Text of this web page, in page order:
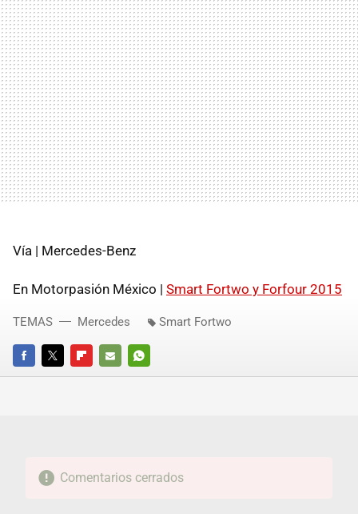
Vía | Mercedes-Benz
En Motorpasión México | Smart Fortwo y Forfour 2015
FACEBOOKTWITTERFLIPBOARD
E-
WHATSAPP
TEMAS Mercedes Smart Fortwo
Comentarios cerrados